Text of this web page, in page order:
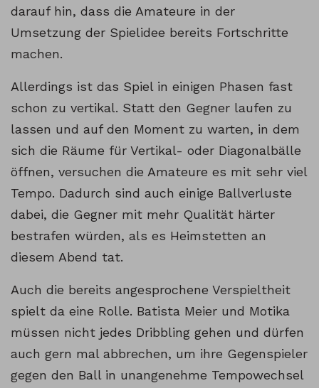
darauf hin, dass die Amateure in der
Umsetzung der Spielidee bereits Fortschritte
machen.
Allerdings ist das Spiel in einigen Phasen fast
schon zu vertikal. Statt den Gegner laufen zu
lassen und auf den Moment zu warten, in dem
sich die Räume für Vertikal- oder Diagonalbälle
öffnen, versuchen die Amateure es mit sehr viel
Tempo. Dadurch sind auch einige Ballverluste
dabei, die Gegner mit mehr Qualität härter
bestrafen würden, als es Heimstetten an
diesem Abend tat.
Auch die bereits angesprochene Verspieltheit
spielt da eine Rolle. Batista Meier und Motika
müssen nicht jedes Dribbling gehen und dürfen
auch gern mal abbrechen, um ihre Gegenspieler
gegen den Ball in unangenehme Tempowechsel